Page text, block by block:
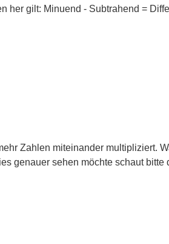
her gilt: Minuend - Subtrahend =
Zahlen miteinander multipliziert.
genauer sehen möchte schaut bitte